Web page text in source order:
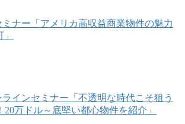
ミナー「アメリカ高収益商業物件の魅力
ラインセミナー「不透明な時代こそ狙う
20万ドル～底堅い都心物件を紹介」